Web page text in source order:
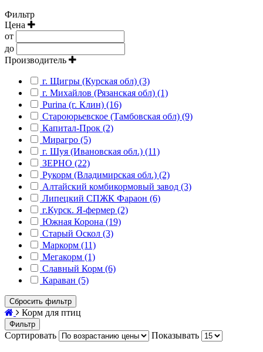
Фильтр
Цена
от
до
Производитель
г. Щигры (Курская обл) (3)
г. Михайлов (Рязанская обл) (1)
Purina (г. Клин) (16)
Староюрьевское (Тамбовская обл) (9)
Капитал-Прок (2)
Мирагро (5)
г. Шуя (Ивановская обл.) (11)
ЗЕРНО (22)
Рукорм (Владимирская обл.) (2)
Алтайский комбикормовый завод (3)
Липецкий СПЖК Фараон (6)
г.Курск. Я-фермер (2)
Южная Корона (19)
Старый Оскол (3)
Маркорм (11)
Мегакорм (1)
Славный Корм (6)
Караван (5)
Сбросить фильтр
Корм для птиц
Фильтр
Сортировать Показывать